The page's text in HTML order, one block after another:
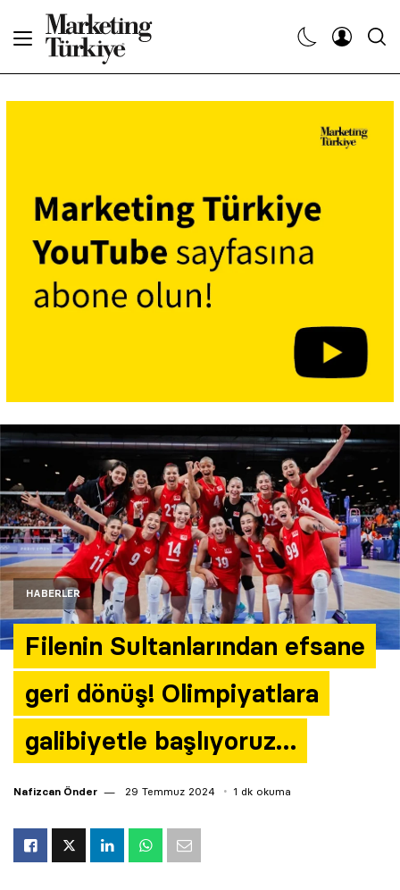
HABERLER
Filenin Sultanlarından efsane
geri dönüş! Olimpiyatlara
galibiyetle başlıyoruz…
Nafizcan Önder 29 Temmuz 2024 1 dk okuma
Dergiler
Etkinlikler
Araştırma